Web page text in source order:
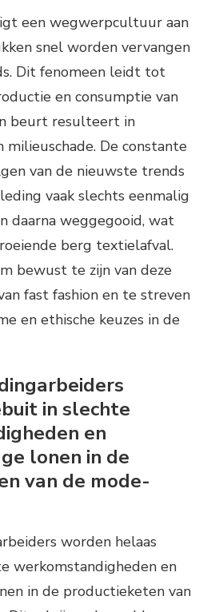
een wegwerpcultuur aan
snel worden vervangen
Dit fenomeen leidt tot
en consumptie van
beurt resulteert in
De constante
van de nieuwste trends
vaak slechts eenmalig
daarna weggegooid, wat
berg textielafval.
bewust te zijn van deze
fast fashion en te streven
en ethische keuzes in de
in slechte
en
lonen in de
van de mode-
worden helaas
werkomstandigheden en
in de productieketen van